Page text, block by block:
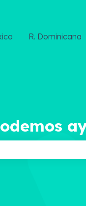
R. Dominicana